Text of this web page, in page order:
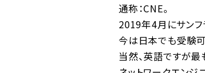
通称：CNE。
2019年4月にサンフ
今は日本でも受験可
当然、英語ですが最